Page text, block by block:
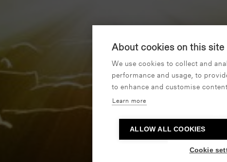
About cookies on this site
We use cookies to collect and
performance and usage, to
to enhance and customise
Learn more
ALLOW ALL COOKIES
Cookie